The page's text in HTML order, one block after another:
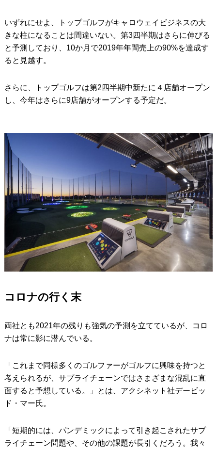
いずれにせよ、トップゴルフがキャロウェイビジネスの大
きな柱になることは間違いない。第3四半期はさらに伸びる
と予測しており、10か月で2019年年間売上の90%を達成す
ると見越す。
さらに、トップゴルフは第2四半期中新たに４店舗オープン
し、今年はさらに9店舗がオープンする予定だ。
コロナの行く末
両社とも2021年の残りも強気の予測を立てているが、コロ
ナは常に影に潜んでいる。
「これまで同様多くのゴルファーがゴルフに興味を持つと
考えられるが、サプライチェーンではさまざまな混乱に直
面すると予想している。」とは、アクシネット社デービッ
ド・マー氏。
「短期的には、パンデミックによって引き起こされたサプ
ライチェーン問題や、その他の課題が長引くだろう。我々